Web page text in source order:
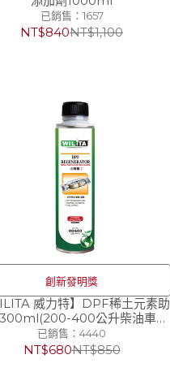
已銷售：1657
NT$840NT$1,100
創新發明獎
威力特】DPF稀土元素助
400公升柴油車大
專為歐規車廢氣排放標準設計
EURO 5/EURO 6
已銷售：4440
NT$680NT$850